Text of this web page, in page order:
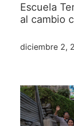
Escuela
al cambio
diciembre 2,